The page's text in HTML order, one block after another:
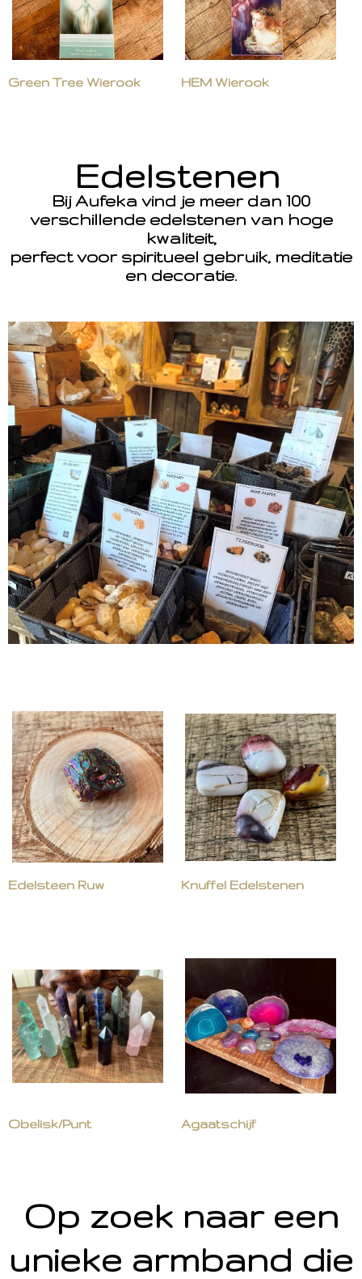
Green Tree Wierook HEM Wierook
Edelstenen
Bij Aufeka vind je meer dan 100
verschillende edelstenen van hoge
kwaliteit,
perfect voor spiritueel gebruik, meditatie
en decoratie.
Edelsteen Ruw Knuffel Edelstenen
Obelisk/Punt Agaatschijf
Op zoek naar een
unieke armband die